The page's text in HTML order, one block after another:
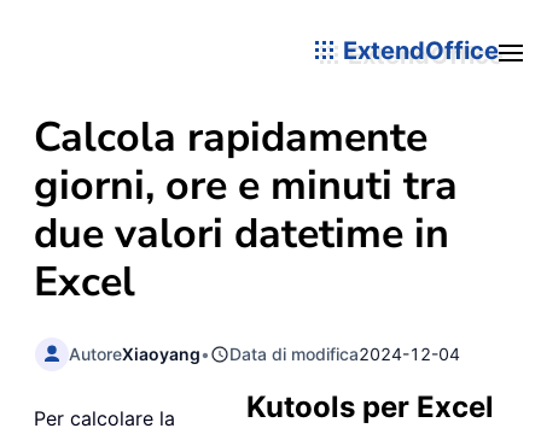
ExtendOffice
Calcola rapidamente
giorni, ore e minuti tra
due valori datetime in
Excel
AutoreXiaoyang• Data di modifica2024-12-04
Kutools per Excel
Per calcolare la